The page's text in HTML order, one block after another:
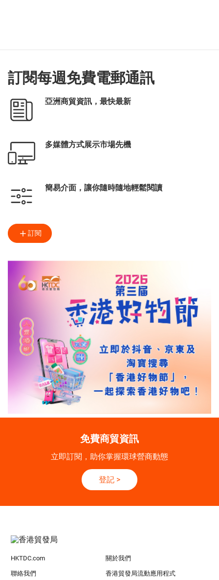
訂閱每週免費電郵通訊
亞洲商貿資訊，最快最新
多媒體方式展示市場先機
簡易介面，讓你隨時隨地輕鬆閱讀
訂閱
免費商貿資訊
立即訂閱，助你掌握環球營商動態
登記 >
HKTDC.com 關於我們
聯絡我們 香港貿發局流動應用程式